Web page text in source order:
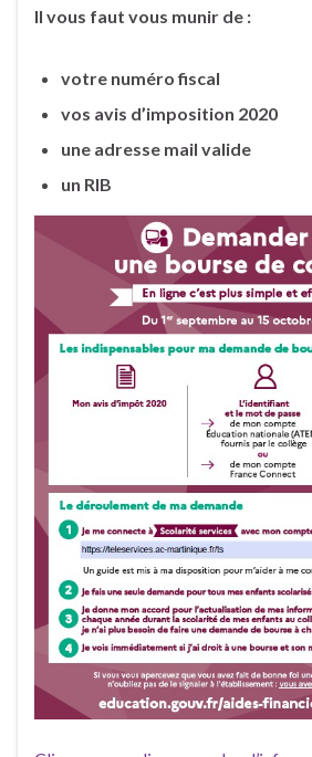
Il vous faut vous munir de :
votre numéro fiscal
vos avis d’imposition 2020
une adresse mail valide
un RIB